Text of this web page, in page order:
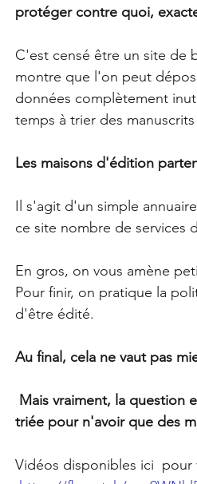
protéger contre quoi,
C'est censé être un site de
montre que l'on peut
données complètement
temps à trier des
Les maisons d'édition
Il s'agit d'un simple
ce site nombre de services
En gros, on vous amène
Pour finir, on pratique la
d'être édité.
Au final, cela ne vaut pas
Mais vraiment, la question
triée pour n'avoir que des
Vidéos disponibles ici  pour